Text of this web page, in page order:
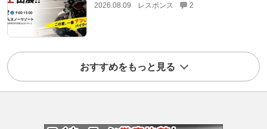
2026.08.09 レスポンス 2
おすすめをもっと見る